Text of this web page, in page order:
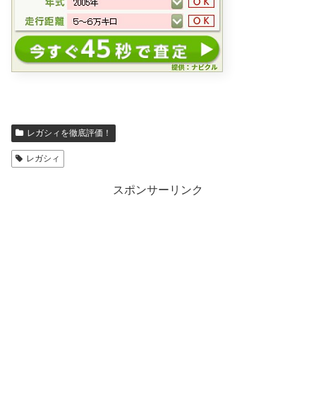
レガシィを徹底評価！
レガシィ
スポンサーリンク